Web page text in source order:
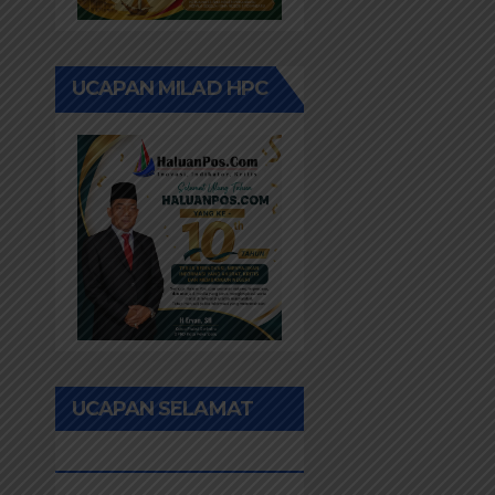
UCAPAN MILAD HPC
UCAPAN SELAMAT